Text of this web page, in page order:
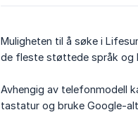
Muligheten til å søke i
de fleste støttede språk og
Avhengig av telefonmodell
tastatur og bruke Google-